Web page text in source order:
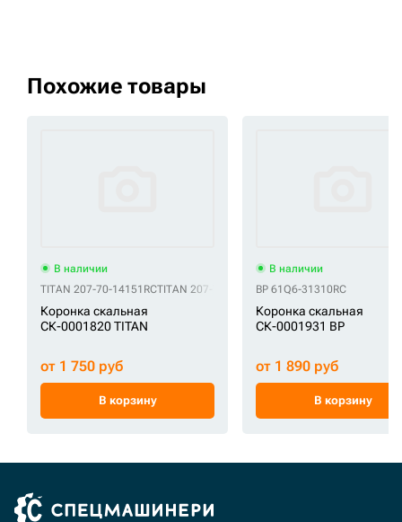
Похожие товары
В наличии
TITAN 207-70-14151RCTITAN 207-70-14151RETITAN 775-HL-300TS
Коронка скальная
СК-0001820 TITAN
от 1 750 руб
В корзину
В наличии
BP 61Q6-31310RC
Коронка скальная
СК-0001931 BP
от 1 890 руб
В корзину